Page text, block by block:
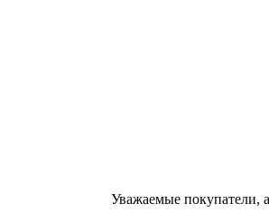
Уважаемые покупатели,